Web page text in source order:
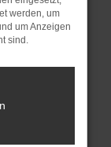
dein
werden, um
um Anzeigen
sind.